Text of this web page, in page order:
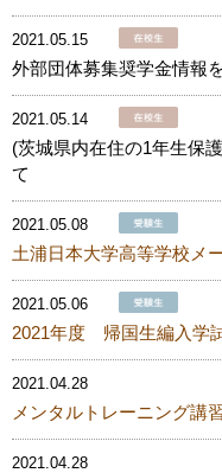
2021.05.15
外部団体募集奨学金情報
2021.05.14
(茨城県内在住の1年生保
て
2021.05.08
土浦日本大学高等学校メ
2021.05.06
2021年度 帰国生編入学
2021.04.28
メンタルトレーニング講
2021.04.28